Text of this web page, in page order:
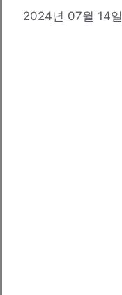
2024년 07월 14일